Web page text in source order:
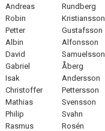
Andreas
Rundberg
Robin
Kristiansson
Petter
Gustafsson
Albin
Alfonsson
David
Samuelsson
Gabriel
Åberg
Isak
Andersson
Christoffer
Pettersson
Mathias
Svensson
Philip
Svahn
Rasmus
Rosén